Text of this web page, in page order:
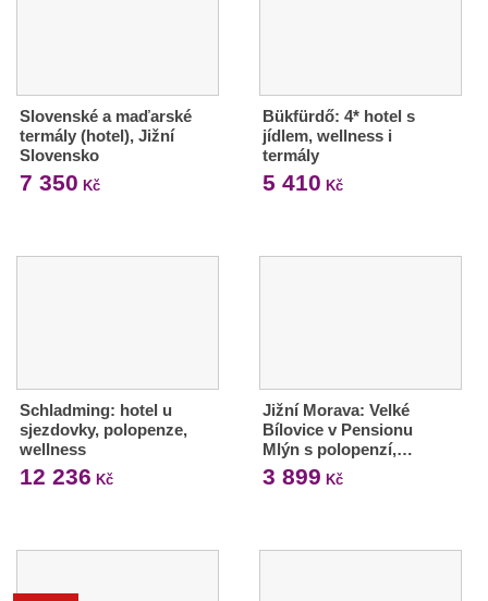
Slovenské a maďarské
termály (hotel), Jižní
Slovensko
7 350 Kč
Bükfürdő: 4* hotel s
jídlem, wellness i
termály
5 410 Kč
Schladming: hotel u
sjezdovky, polopenze,
wellness
12 236 Kč
Jižní Morava: Velké
Bílovice v Pensionu
Mlýn s polopenzí,…
3 899 Kč